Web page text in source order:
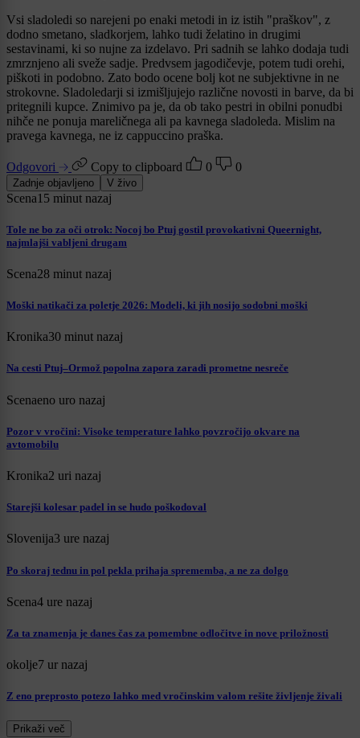
Vsi sladoledi so narejeni po enaki metodi in iz istih "praškov", z
dodno smetano, sladkorjem, lahko tudi želatino in drugimi
sestavinami, ki so nujne za izdelavo. Pri sadnih se lahko dodaja tudi
zmrznjeno ali sveže sadje. Predvsem jagodičevje, potem tudi orehi,
piškoti in podobno. Zato bodo ocene bolj kot ne subjektivne in ne
strokovne. Sladoledarji si izmišljujejo različne novosti in barve, da bi
pritegnili kupce. Znimivo pa je, da ob tako pestri in obilni ponudbi
nihče ne ponuja mareličnega ali pa kavnega sladoleda. Mislim na
pravega kavnega, ne iz cappuccino praška.
Odgovori Copy to clipboard 0 0
Zadnje objavljeno V živo
Scena15 minut nazaj
Tole ne bo za oči otrok: Nocoj bo Ptuj gostil provokativni Queernight,
najmlajši vabljeni drugam
Scena28 minut nazaj
Moški natikači za poletje 2026: Modeli, ki jih nosijo sodobni moški
Kronika30 minut nazaj
Na cesti Ptuj–Ormož popolna zapora zaradi prometne nesreče
Scenaeno uro nazaj
Pozor v vročini: Visoke temperature lahko povzročijo okvare na
avtomobilu
Kronika2 uri nazaj
Starejši kolesar padel in se hudo poškodoval
Slovenija3 ure nazaj
Po skoraj tednu in pol pekla prihaja sprememba, a ne za dolgo
Scena4 ure nazaj
Za ta znamenja je danes čas za pomembne odločitve in nove priložnosti
okolje7 ur nazaj
Z eno preprosto potezo lahko med vročinskim valom rešite življenje živali
Prikaži več